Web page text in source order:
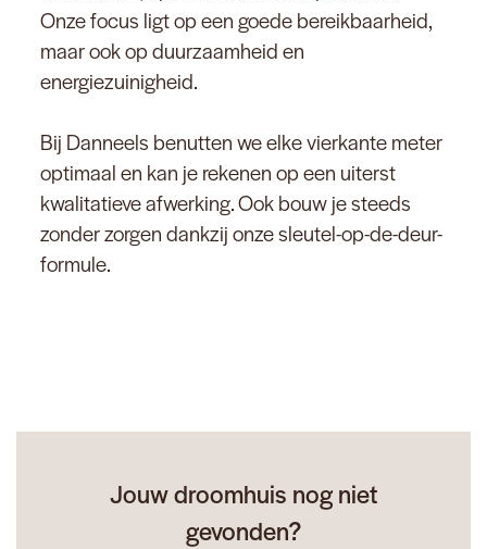
Onze focus ligt op een goede bereikbaarheid,
maar ook op duurzaamheid en
energiezuinigheid.
Bij Danneels benutten we elke vierkante meter
optimaal en kan je rekenen op een uiterst
kwalitatieve afwerking. Ook bouw je steeds
zonder zorgen dankzij onze sleutel-op-de-deur-
formule.
Jouw droomhuis nog niet
gevonden?